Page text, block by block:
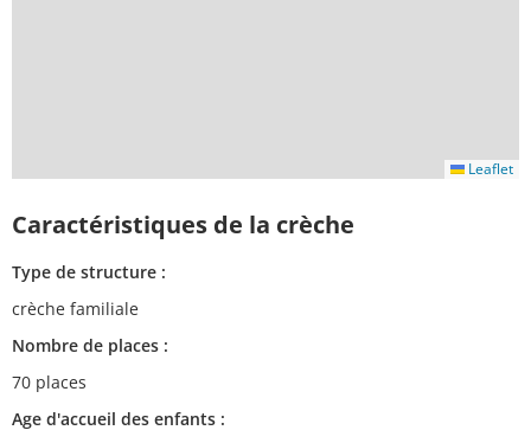
Leaflet
Caractéristiques de la crèche
Type de structure :
crèche familiale
Nombre de places :
70 places
Age d'accueil des enfants :